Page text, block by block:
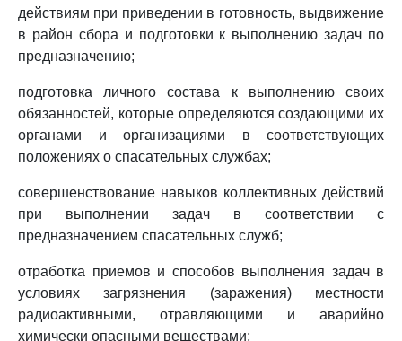
действиям при приведении в готовность, выдвижение
в район сбора и подготовки к выполнению задач по
предназначению;
подготовка личного состава к выполнению своих
обязанностей, которые определяются создающими их
органами и организациями в соответствующих
положениях о спасательных службах;
совершенствование навыков коллективных действий
при выполнении задач в соответствии с
предназначением спасательных служб;
отработка приемов и способов выполнения задач в
условиях загрязнения (заражения) местности
радиоактивными, отравляющими и аварийно
химически опасными веществами;